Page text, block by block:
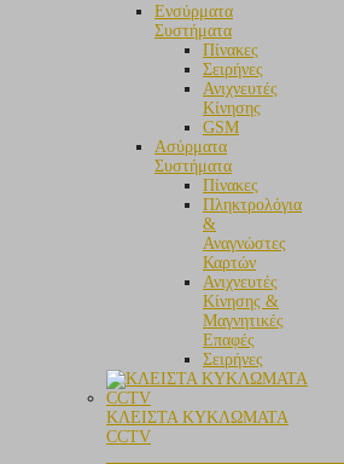
Ενσύρματα
Συστήματα
Πίνακες
Σειρήνες
Ανιχνευτές
Κίνησης
GSM
Aσύρματα
Συστήματα
Πίνακες
Πληκτρολόγια
&
Αναγνώστες
Καρτών
Ανιχνευτές
Κίνησης &
Μαγνητικές
Επαφές
Σειρήνες
ΚΛΕΙΣΤΑ ΚΥΚΛΩΜΑΤΑ
CCTV